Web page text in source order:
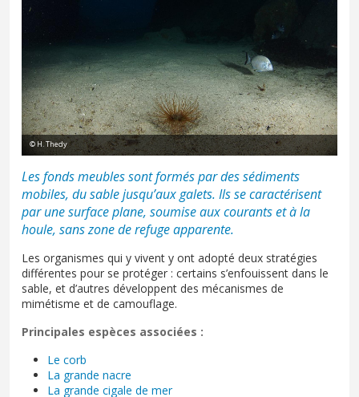
© H. Thedy
Les fonds meubles sont formés par des sédiments
mobiles, du sable jusqu’aux galets. Ils se caractérisent
par une surface plane, soumise aux courants et à la
houle, sans zone de refuge apparente.
Les organismes qui y vivent y ont adopté deux stratégies
différentes pour se protéger : certains s’enfouissent dans le
sable, et d’autres développent des mécanismes de
mimétisme et de camouflage.
Principales espèces associées :
Le corb
La grande nacre
La grande cigale de mer